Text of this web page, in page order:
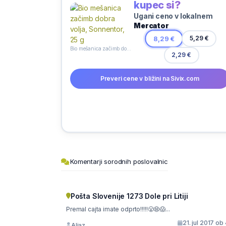
Bio mešanica začimb dobra volja, Sonnentor, 25 g
kupec si?
Ugani ceno v lokalnem
Mercator
8,29 € 5,29 €
2,29 €
Preveri cene v bližini na Sivix.com
Komentarji sorodnih poslovalnic
Pošta Slovenije 1273 Dole pri Litiji
Premal cajta imate odprto!!!!!😤😨😱...
21. jul 2017 ob